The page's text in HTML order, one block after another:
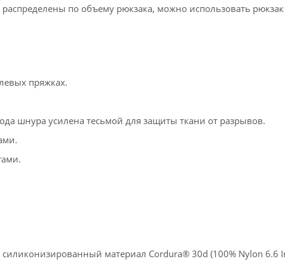
по объему рюкзака, можно использовать рюкзак
пряжках.
шнура усилена тесьмой для защиты ткани от разрывов.
материал Cordura® 30d (100% Nylon 6.6